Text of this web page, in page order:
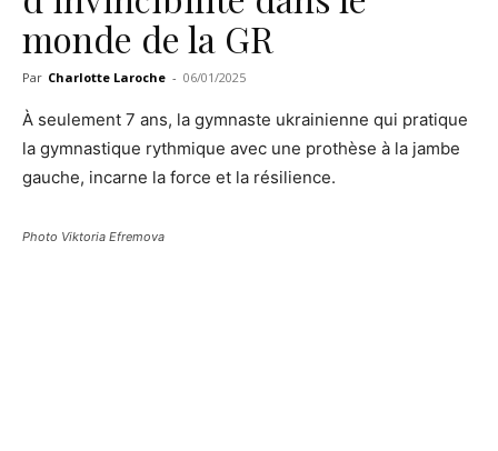
monde de la GR
Par Charlotte Laroche - 06/01/2025
À seulement 7 ans, la gymnaste ukrainienne qui pratique
la gymnastique rythmique avec une prothèse à la jambe
gauche, incarne la force et la résilience.
Photo Viktoria Efremova